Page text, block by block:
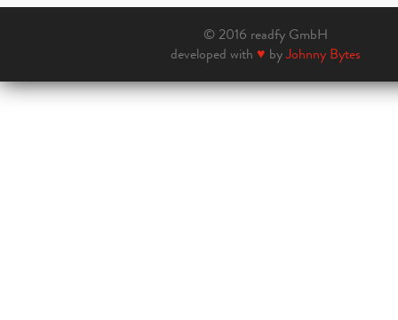
© 2016 readfy GmbH
developed with ♥ byJohnny Bytes